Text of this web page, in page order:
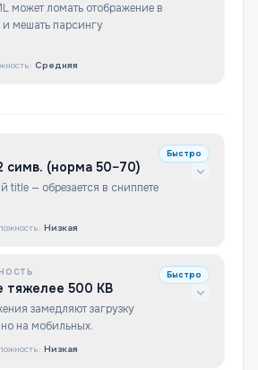
может ломать отображение в
и мешать парсингу
Средняя
(норма 50–70)
— обрезается в сниппете
Быстро
Низкая
тяжелее 500 KB
замедляют загрузку
на мобильных.
Быстро
Низкая